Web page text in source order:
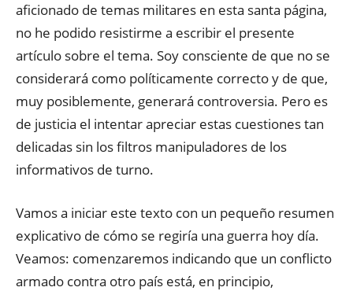
aficionado de temas militares en esta santa página,
no he podido resistirme a escribir el presente
artículo sobre el tema. Soy consciente de que no se
considerará como políticamente correcto y de que,
muy posiblemente, generará controversia. Pero es
de justicia el intentar apreciar estas cuestiones tan
delicadas sin los filtros manipuladores de los
informativos de turno.
Vamos a iniciar este texto con un pequeño resumen
explicativo de cómo se regiría una guerra hoy día.
Veamos: comenzaremos indicando que un conflicto
armado contra otro país está, en principio,